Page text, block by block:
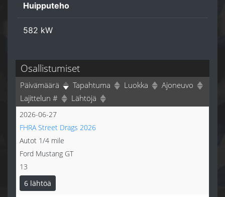
Huipputeho
582 kW
Osallistumiset
Päivämäärä Tapahtuma Luokka
Ajoneuvo
Lajittelun #
Lähtöjä
2026-06-27
FHRA Street Drags 2026
Autot 1/4 mile
Ford Mustang GT
13
6 lähtöä